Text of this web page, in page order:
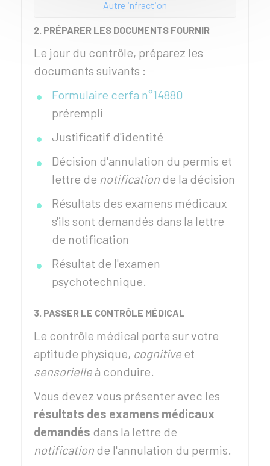
Autre infraction
2. PRÉPARER LES DOCUMENTS FOURNIR
Le jour du contrôle, préparez les
documents suivants :
Formulaire cerfa n°14880
prérempli
Justificatif d'identité
Décision d'annulation du permis et
lettre de notification de la décision
Résultats des examens médicaux
s'ils sont demandés dans la lettre
de notification
Résultat de l'examen
psychotechnique.
3. PASSER LE CONTRÔLE MÉDICAL
Le contrôle médical porte sur votre
aptitude physique, cognitive et
sensorielleà conduire.
Vous devez vous présenter avec les
résultats des examens médicaux
demandés dans la lettre de
notification de l'annulation du permis.